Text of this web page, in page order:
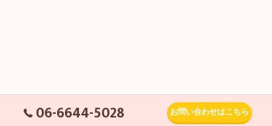
06-6644-5028 お問い合わせはこちら